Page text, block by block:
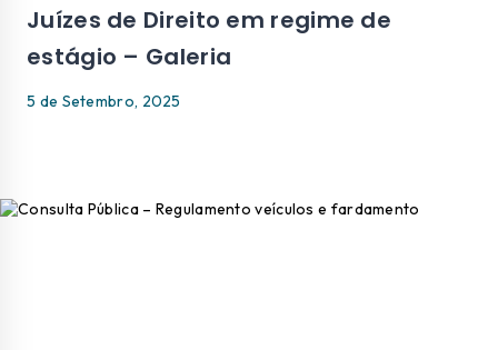
Juízes de Direito em regime de
estágio – Galeria
5 de Setembro, 2025